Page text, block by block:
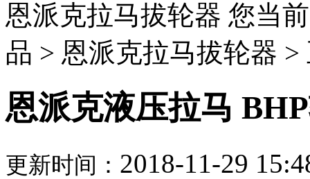
恩派克拉马拔轮器 您当
品 > 恩派克拉马拔轮器 >
恩派克液压拉马
更新时间： 2018-11-29